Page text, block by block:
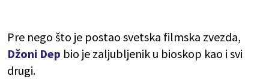
Pre nego što je postao svetska filmska zvezda,
Džoni Dep bio je zaljubljenik u bioskop kao i svi
drugi.